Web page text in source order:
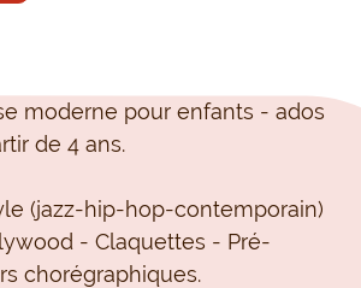
moderne pour enfants - ados
de 4 ans.
(jazz-hip-hop-contemporain)
- Claquettes - Pré-
chorégraphiques.